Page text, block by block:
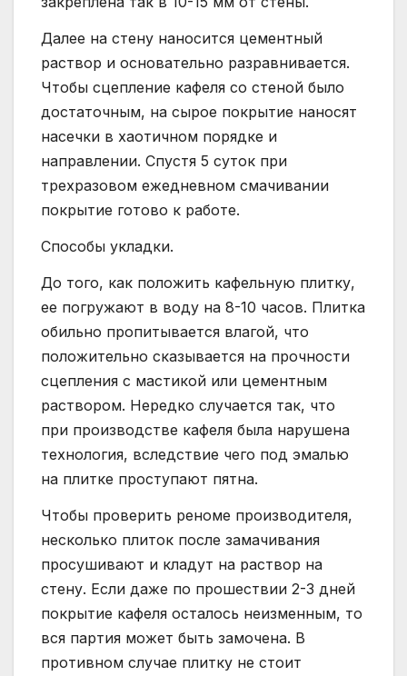
Далее на стену наносится цементный
раствор и основательно разравнивается.
Чтобы сцепление кафеля со стеной было
достаточным, на сырое покрытие наносят
насечки в хаотичном порядке и
направлении. Спустя 5 суток при
трехразовом ежедневном смачивании
покрытие готово к работе.
Способы укладки.
До того, как положить кафельную плитку,
ее погружают в воду на 8-10 часов. Плитка
обильно пропитывается влагой, что
положительно сказывается на прочности
сцепления с мастикой или цементным
раствором. Нередко случается так, что
при производстве кафеля была нарушена
технология, вследствие чего под эмалью
на плитке проступают пятна.
Чтобы проверить реноме производителя,
несколько плиток после замачивания
просушивают и кладут на раствор на
стену. Если даже по прошествии 2-3 дней
покрытие кафеля осталось неизменным, то
вся партия может быть замочена. В
противном случае плитку не стоит